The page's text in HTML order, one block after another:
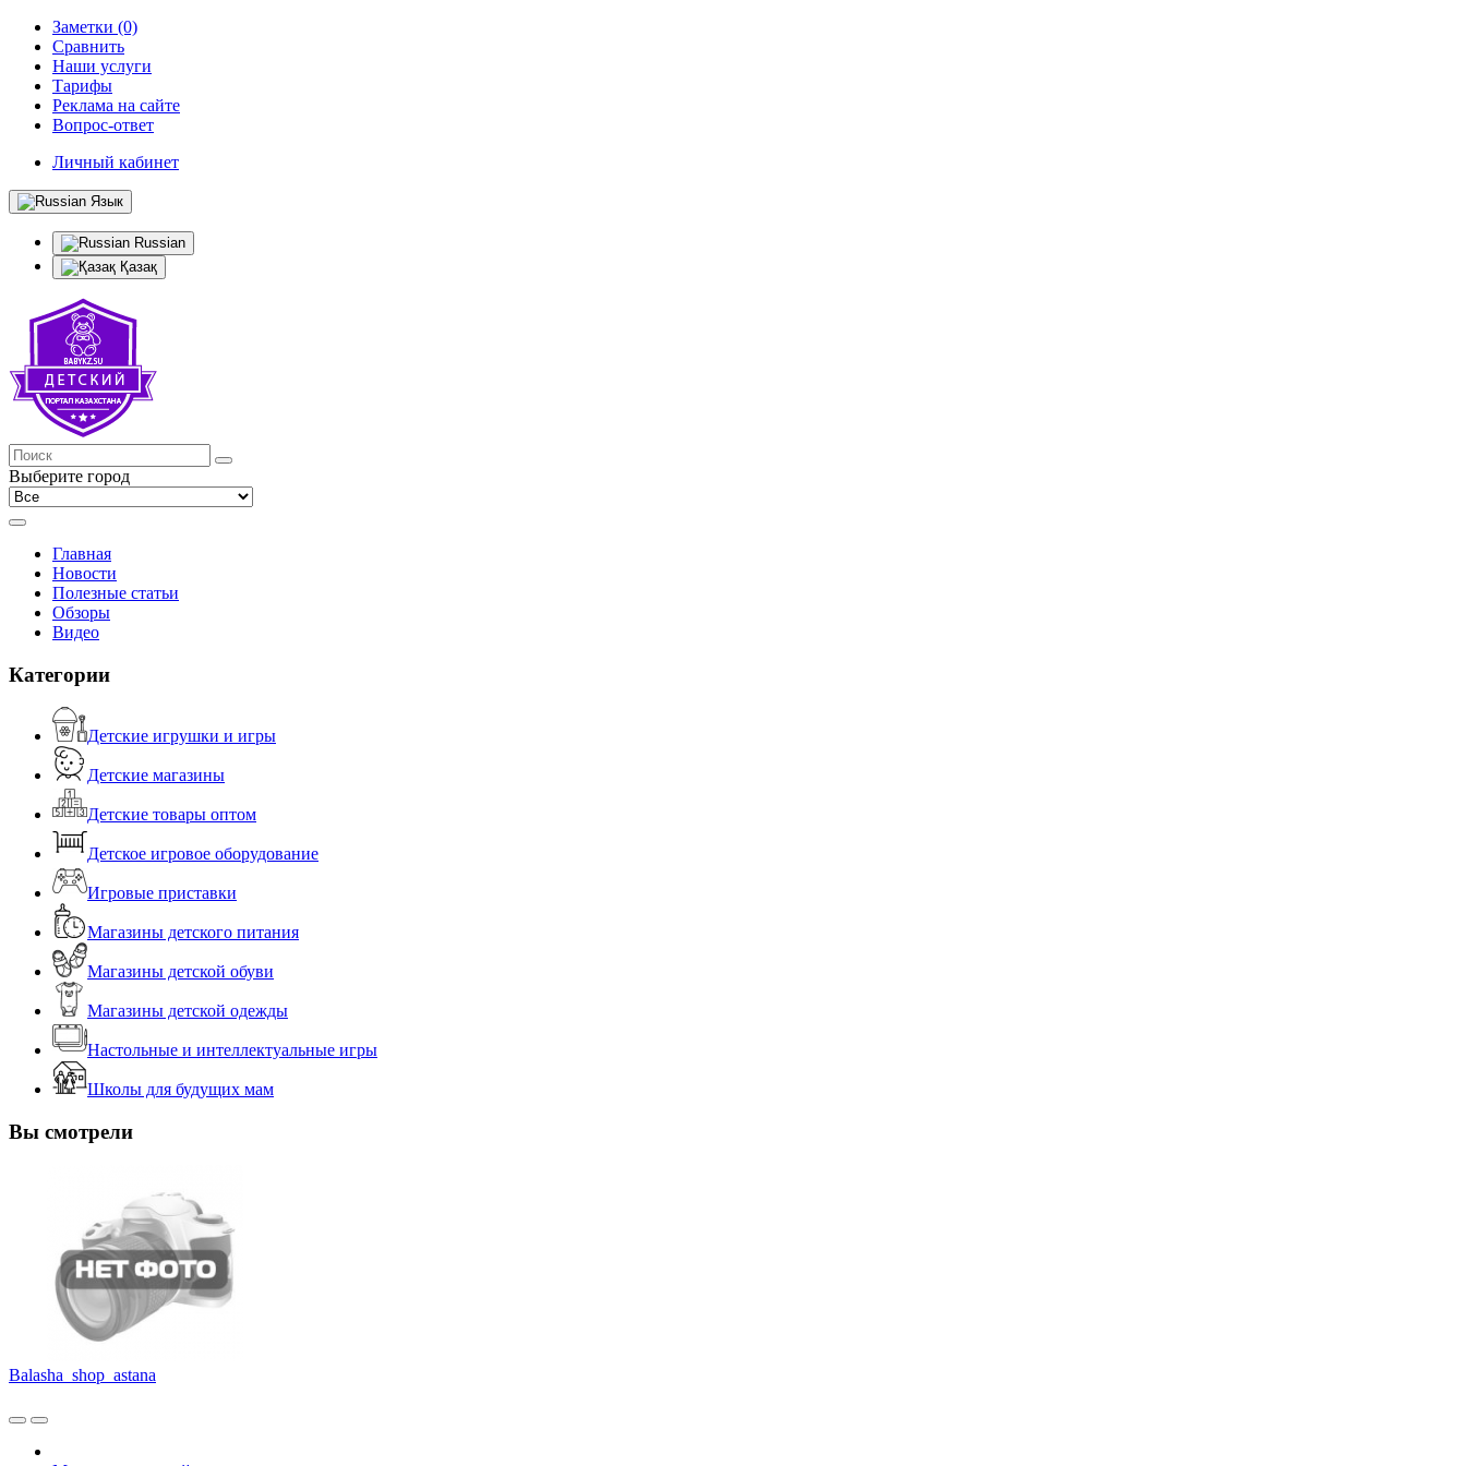
Заметки (0)
Сравнить
Наши услуги
Тарифы
Реклама на сайте
Вопрос-ответ
Личный кабинет
Язык
Russian
Қазақ
Выберите город
Главная
Новости
Полезные статьи
Обзоры
Видео
Категории
Детские игрушки и игры
Детские магазины
Детские товары оптом
Детское игровое оборудование
Игровые приставки
Магазины детского питания
Магазины детской обуви
Магазины детской одежды
Настольные и интеллектуальные игры
Школы для будущих мам
Вы смотрели
Balasha_shop_astana